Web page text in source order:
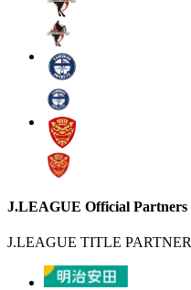
J.LEAGUE Official Partners
J.LEAGUE TITLE PARTNER